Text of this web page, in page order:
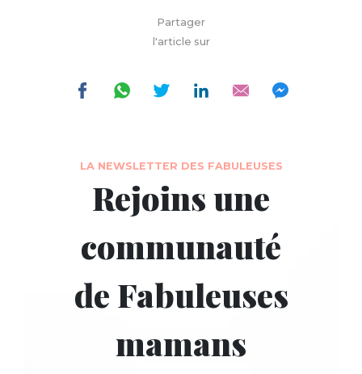
Partager
l'article sur
LA NEWSLETTER DES FABULEUSES
Rejoins une
communauté
de Fabuleuses
mamans